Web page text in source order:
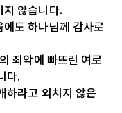
않습니다.
도 하나님께 감사로
죄악에 빠뜨린 여로
다.
하라고 외치지 않은